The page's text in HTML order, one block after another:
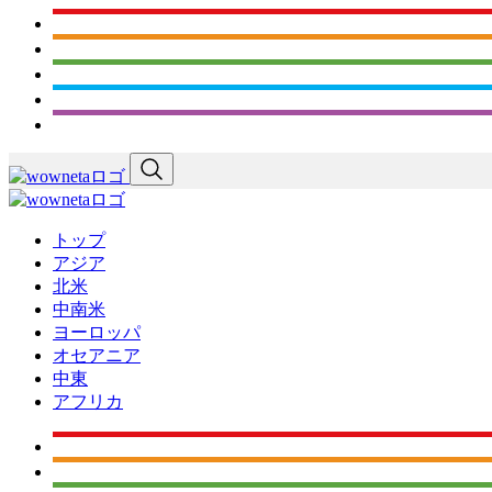
トップ
アジア
北米
中南米
ヨーロッパ
オセアニア
中東
アフリカ